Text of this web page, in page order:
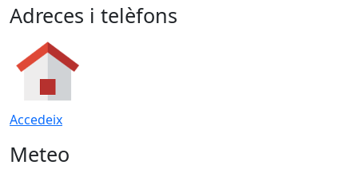
Adreces i telèfons
Accedeix
Meteo